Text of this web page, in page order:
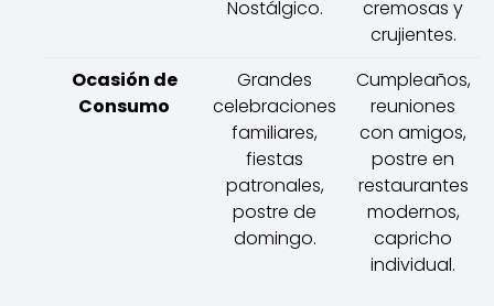
Nostálgico.
cremosas y
crujientes.
Ocasión de
Consumo
Grandes
celebraciones
familiares,
fiestas
patronales,
postre de
domingo.
Cumpleaños,
reuniones
con amigos,
postre en
restaurantes
modernos,
capricho
individual.